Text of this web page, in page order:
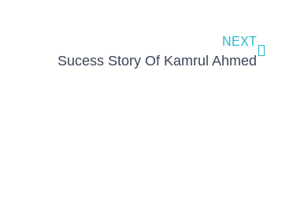
NEXT
Sucess Story Of Kamrul Ahmed